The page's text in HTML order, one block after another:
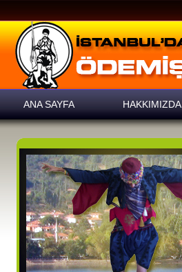
ANA SAYFA HAKKIMIZDA